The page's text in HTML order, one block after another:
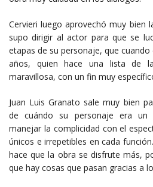
Cervieri luego aprovechó muy bien
supo dirigir al actor para que se
etapas de su personaje, que
años, quien hace una lista de
maravillosa, con un fin muy
Juan Luis Granato sale muy bien
de cuándo su personaje era un
manejar la complicidad con el
únicos e irrepetibles en cada
hace que la obra se disfrute más,
que hay cosas que pasan gracias a